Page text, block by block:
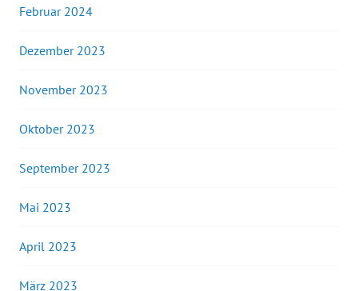
Februar 2024
Dezember 2023
November 2023
Oktober 2023
September 2023
Mai 2023
April 2023
März 2023